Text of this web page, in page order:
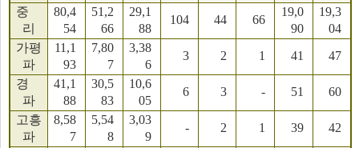
중
리
80,4
54
51,2
66
29,1
88
104 44 66
19,0
90
19,3
04
가평
파
11,1
93
7,80
7
3,38
6
3 2 1 41 47
경
파
41,1
88
30,5
83
10,6
05
6 3 - 51 60
고흥
파
8,58
7
5,54
8
3,03
9
- 2 1 39 42